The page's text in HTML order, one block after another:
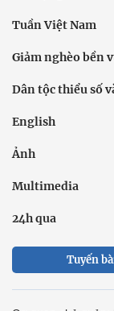
Tuần Việt Nam
Giảm nghèo bền
Dân tộc thiểu số
English
Ảnh
Multimedia
24h qua
Tuyến